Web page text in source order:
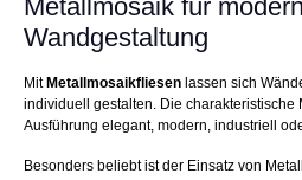
Metallmosaik für
Wandgestaltung
Mit Metallmosaikfliesen lassen sich
individuell gestalten. Die charakteristische
Ausführung elegant, modern, industriell
Besonders beliebt ist der Einsatz von